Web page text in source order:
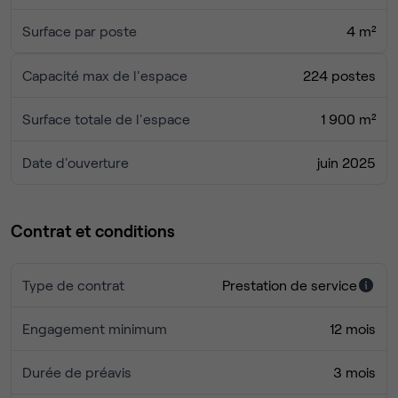
quotidien.
Surface par poste 4 m²
Capacité max de l'espace 224 postes
Surface totale de l'espace 1 900 m²
Date d'ouverture juin 2025
Contrat et conditions
Type de contrat Prestation de service
Engagement minimum 12 mois
Durée de préavis 3 mois